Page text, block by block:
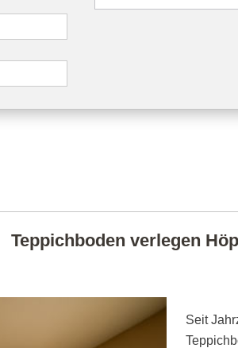
Teppichboden verlegen
Seit